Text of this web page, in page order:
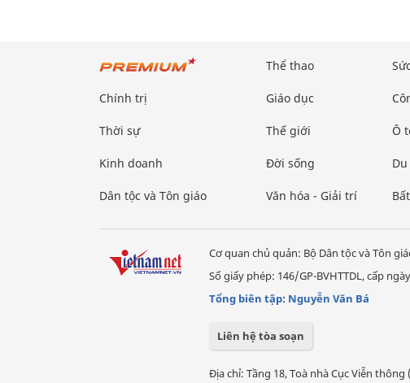
Chính trị
Thời sự
Kinh doanh
Dân tộc và Tôn giáo
Thể thao
Giáo dục
Thế giới
Đời sống
Văn hóa - Giải trí
Ô
Cơ quan chủ quản: Bộ Dân tộc và Tôn
Số giấy phép: 146/GP-BVHTTDL, cấp
Tổng biên tập: Nguyễn Văn Bá
Liên hệ tòa soạn
Địa chỉ: Tầng 18, Toà nhà Cục Viễn